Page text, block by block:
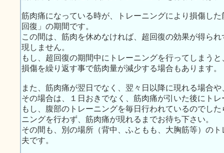
筋肉痛になっている時が、トレーニングにより損傷し
回復」の期間です。
この間は、筋肉を休めなければ、超回復の効果が得ら
現しません。
もし、超回復の期間中にトレーニングを行ってしまう
損傷を繰り返す事で筋肉量が減少する場合もあります。
また、筋肉痛が翌日でなく、翌々日以降に現れる場合
その場合は、１日おきでなく、筋肉痛が引いた後にト
もし、腹部のトレーニングを毎日行われているのでし
ニングを行わず、筋肉痛が現れるまでお待ち下さい。
その間も、別の場所（背中、ふともも、大胸筋等）の
夫です。